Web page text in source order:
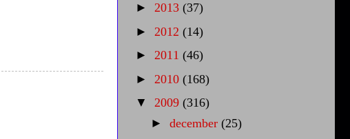
► 2013 (37)
► 2012 (14)
► 2011 (46)
► 2010 (168)
▼ 2009 (316)
► december (25)